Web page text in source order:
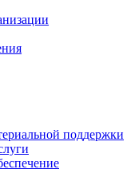
поддержки